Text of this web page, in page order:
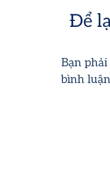
Để
Bạn phải
bình